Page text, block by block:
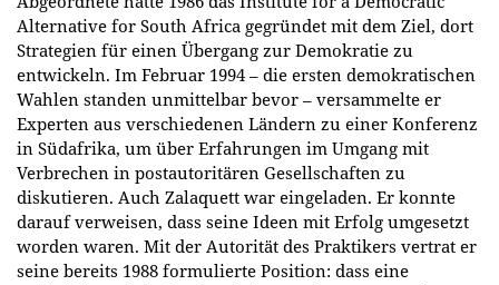
Alternative for South Africa gegründet mit dem Ziel, dort
Strategien für einen Übergang zur Demokratie zu
entwickeln. Im Februar 1994 – die ersten demokratischen
Wahlen standen unmittelbar bevor – versammelte er
Experten aus verschiedenen Ländern zu einer Konferenz
in Südafrika, um über Erfahrungen im Umgang mit
Verbrechen in postautoritären Gesellschaften zu
diskutieren. Auch Zalaquett war eingeladen. Er konnte
darauf verweisen, dass seine Ideen mit Erfolg umgesetzt
worden waren. Mit der Autorität des Praktikers vertrat er
seine bereits 1988 formulierte Position: dass eine